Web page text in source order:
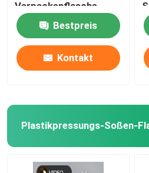
VR Show
Über uns
Fabrik Tour
Qualitätskontrolle
Verpackenflasche
Bestpreis
Kontakt
Plastikpressungs-Soßen-